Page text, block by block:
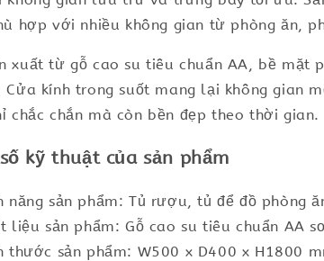
hợp với nhiều không gian từ phòng ăn,
xuất từ gỗ cao su tiêu chuẩn AA, bề mặt
Cửa kính trong suốt mang lại không gian
chắc chắn mà còn bền đẹp theo thời gian.
kỹ thuật của sản phẩm
năng sản phẩm: Tủ rượu, tủ để đồ phòng
liệu sản phẩm: Gỗ cao su tiêu chuẩn AA
thước sản phẩm: W500 x D400 x H1800